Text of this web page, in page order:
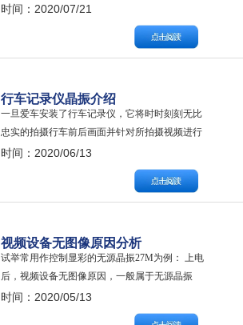
否能够正常工作。 在晶振的各项电气参数中，若
要根据重要程度排位的话，位于首位的则是它的
PPM值，即频率精度。PPM值越小表明这颗晶振
精度越高，电路板反应也就越精准。下图为我司
时间：2020/07/21
行车记录仪晶振介绍
一旦爱车安装了行车记录仪，它将时时刻刻无比
忠实的拍摄行车前后画面并针对所拍摄视频进行
即刻储存或上传至云端数据库，为我们从根本上
避免了因事故起因争辩不清而造成的纠纷。尤其
是遇到意外碰瓷，视频录像可以帮助我们在法律
面前直接提供有效的证据。可以说，行车记录仪
中的…
时间：2020/06/13
视频设备无图像原因分析
试举常用作控制显彩的无源晶振27M为例： 上电
后，视频设备无图像原因，一般属于无源晶振
27M没有处于最佳状态工作，即已经处于频偏状
态。 解决方案： 建议使用频率计数器测试晶振输
时间：2020/05/13